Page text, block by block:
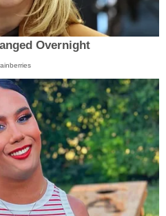
Overnight